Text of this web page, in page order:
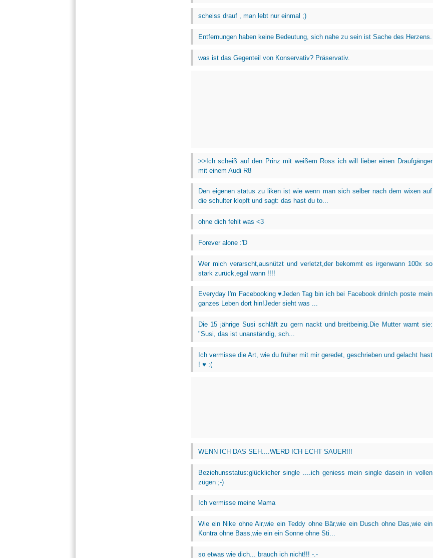
scheiss drauf , man lebt nur einmal ;)
Entfernungen haben keine Bedeutung, sich nahe zu sein ist Sache des Herzens.
was ist das Gegenteil von Konservativ? Präservativ.
>>Ich scheiß auf den Prinz mit weißem Ross ich will lieber einen Draufgänger
mit einem Audi R8
Den eigenen status zu liken ist wie wenn man sich selber nach dem wixen auf
die schulter klopft und sagt: das hast du to...
ohne dich fehlt was <3
Forever alone :'D
Wer mich verarscht,ausnützt und verletzt,der bekommt es irgenwann 100x so
stark zurück,egal wann !!!!
Everyday I'm Facebooking ♥Jeden Tag bin ich bei Facebook drinIch poste mein
ganzes Leben dort hin!Jeder sieht was ...
Die 15 jährige Susi schläft zu gern nackt und breitbeinig.Die Mutter warnt sie:
"Susi, das ist unanständig, sch...
Ich vermisse die Art, wie du früher mit mir geredet, geschrieben und gelacht hast
! ♥ :(
WENN ICH DAS SEH....WERD ICH ECHT SAUER!!!
Beziehunsstatus:glücklicher single ....ich geniess mein single dasein in vollen
zügen ;-)
Ich vermisse meine Mama
Wie ein Nike ohne Air,wie ein Teddy ohne Bär,wie ein Dusch ohne Das,wie ein
Kontra ohne Bass,wie ein ein Sonne ohne Sti...
so etwas wie dich... brauch ich nicht!!! -.-